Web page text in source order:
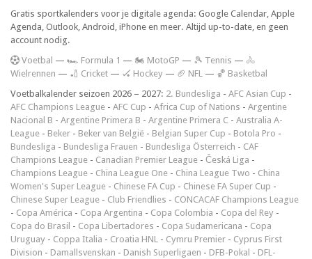
Gratis sportkalenders voor je digitale agenda: Google Calendar, Apple
Agenda, Outlook, Android, iPhone en meer. Altijd up-to-date, en geen
account nodig.
Voetbal — 🏎️ Formula 1 — 🏍 MotoGP — 🎾 Tennis — 🚴
Wielrennen — 🏏 Cricket — 🏑 Hockey — 🏈 NFL — 🏀 Basketbal
Voetbalkalender seizoen 2026 – 2027: 2. Bundesliga - AFC Asian Cup -
AFC Champions League - AFC Cup - Africa Cup of Nations - Argentine
Nacional B - Argentine Primera B - Argentine Primera C - Australia A-
League - Beker - Beker van België - Belgian Super Cup - Botola Pro -
Bundesliga - Bundesliga Frauen - Bundesliga Österreich - CAF
Champions League - Canadian Premier League - Česká Liga -
Champions League - China League One - China League Two - China
Women's Super League - Chinese FA Cup - Chinese FA Super Cup -
Chinese Super League - Club Friendlies - CONCACAF Champions League
- Copa América - Copa Argentina - Copa Colombia - Copa del Rey -
Copa do Brasil - Copa Libertadores - Copa Sudamericana - Copa
Uruguay - Coppa Italia - Croatia HNL - Cymru Premier - Cyprus First
Division - Damallsvenskan - Danish Superligaen - DFB-Pokal - DFL-